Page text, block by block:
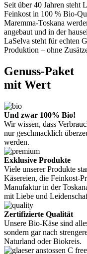
Seit über 40 Jahren steht
Feinkost in 100 % Bio-
Maremma-Toskana
angebaut und in der
LaSelva steht für echten
Produktion – ohne
Genuss-Paket
mit Wert
Und zwar 100% Bio!
Wir wissen, dass
nur geschmacklich
werden.
Exklusive Produkte
Viele unserer Produkte
Käsereien, die Feinkost-
Manufaktur in der
mit Liebe und
Zertifizierte Qualität
Unsere Bio-Käse sind
sondern gar nach
Naturland oder Biokreis.